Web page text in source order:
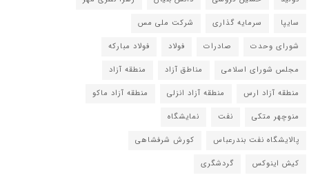
سایپا
سرمایه گذاری
شرکت ملی مس
شورای وحدت
صادرات فولاد
فولاد مبارکه
مجلس شورای اسلامی
مناطق آزاد
منطقه آزاد
منطقه آزاد ارس
منطقه آزاد انزلی
منطقه آزاد ماکو
منوچهر متکی
نفت
نمایشگاه
پالایشگاه نفت بندرعباس
کورش شرفشاهی
کیش اینوکس
گردشگری